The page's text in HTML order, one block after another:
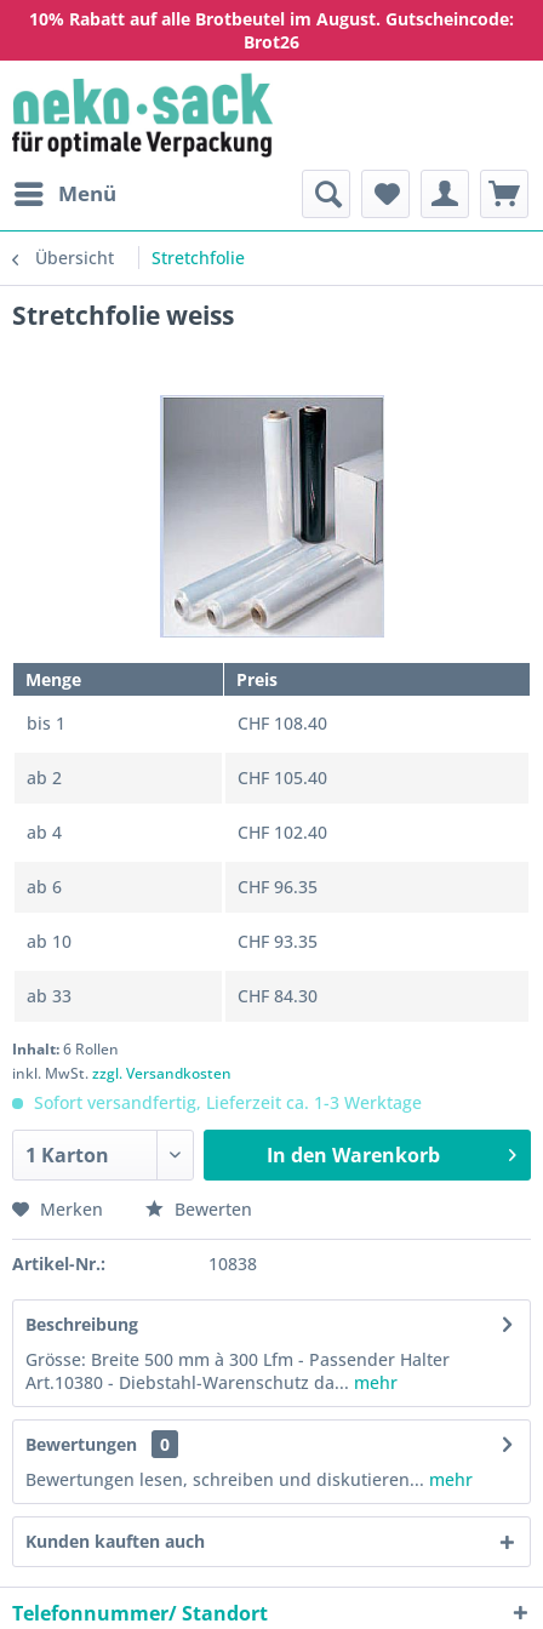
10% Rabatt auf alle Brotbeutel im August. Gutscheincode:
Brot26
Menü
Übersicht Stretchfolie
Stretchfolie weiss
Menge
Preis
bis 1 CHF 108.40
ab 2 CHF 105.40
ab 4 CHF 102.40
ab 6 CHF 96.35
ab 10 CHF 93.35
ab 33 CHF 84.30
Inhalt:6 Rollen
inkl. MwSt.zzgl. Versandkosten
Sofort versandfertig, Lieferzeit ca. 1-3 Werktage
In den Warenkorb
Merken Bewerten
Artikel-Nr.: 10838
Beschreibung
Grösse: Breite 500 mm à 300 Lfm - Passender Halter
Art.10380 - Diebstahl-Warenschutz da... mehr
Bewertungen
0
Bewertungen lesen, schreiben und diskutieren... mehr
Kunden kauften auch
Telefonnummer/ Standort